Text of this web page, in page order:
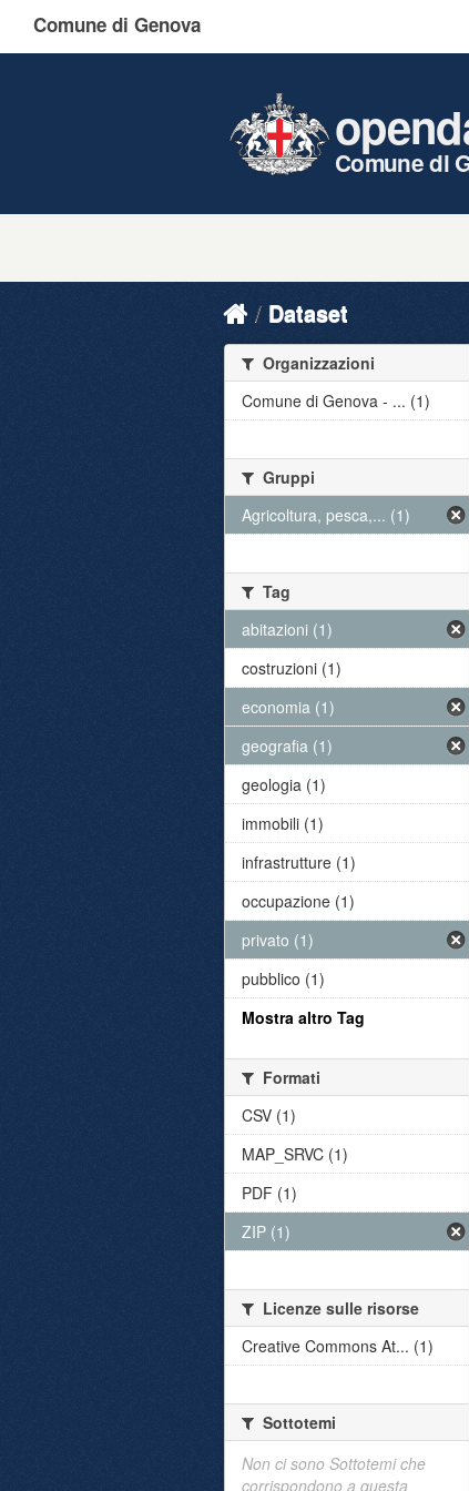
Comune di Genova
Comune di
Dataset
Organizzazioni
Comune di Genova - ... (1)
Gruppi
Agricoltura, pesca,... (1)
Tag
abitazioni (1)
costruzioni (1)
economia (1)
geografia (1)
geologia (1)
immobili (1)
infrastrutture (1)
occupazione (1)
privato (1)
pubblico (1)
Mostra altro Tag
Formati
CSV (1)
MAP_SRVC (1)
PDF (1)
ZIP (1)
Licenze sulle risorse
Creative Commons At... (1)
Sottotemi
Non ci sono Sottotemi che
corrispondono a questa